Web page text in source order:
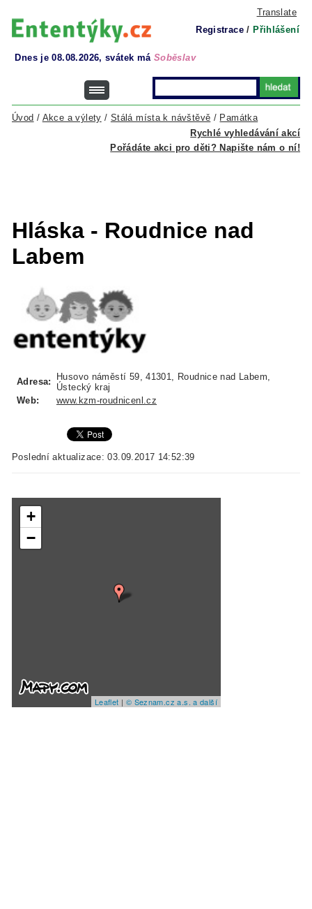
Translate
Registrace / Přihlášení
Dnes je 08.08.2026, svátek má Soběslav
Rychlé vyhledávání akcí
Úvod / Akce a výlety / Stálá místa k návštěvě / Památka
Pořádáte akci pro děti? Napište nám o ní!
Hláska - Roudnice nad
Labem
Adresa:
Husovo náměstí 59, 41301, Roudnice nad Labem,
Ústecký kraj
Web:
www.kzm-roudnicenl.cz
Poslední aktualizace: 03.09.2017 14:52:39
+
−
Leaflet | © Seznam.cz a.s. a další